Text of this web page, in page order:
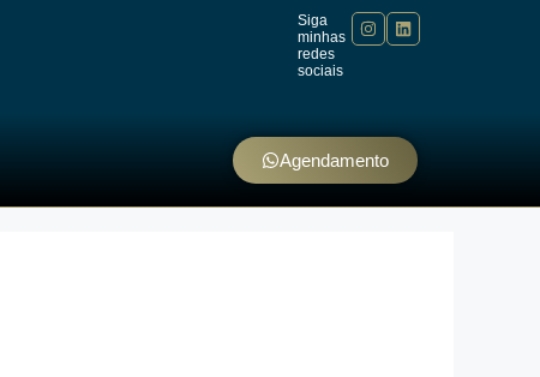
Siga
minhas
redes
sociais
Agendamento